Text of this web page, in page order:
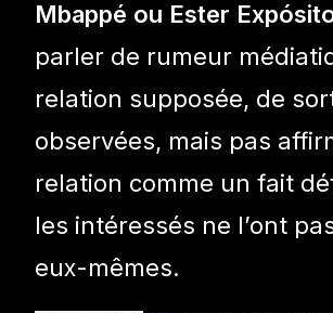
Mbappé ou Ester
parler de rumeur
relation supposée, de
observées, mais pas
relation comme un fait
les intéressés ne l’ont
eux-mêmes.